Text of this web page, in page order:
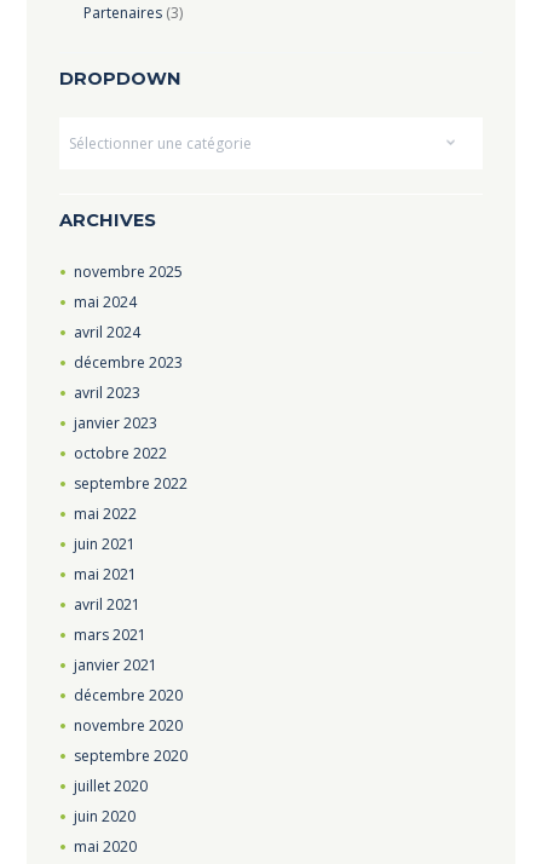
Partenaires (3)
DROPDOWN
ARCHIVES
novembre 2025
mai 2024
avril 2024
décembre 2023
avril 2023
janvier2023
octobre 2022
septembre 2022
mai 2022
juin 2021
mai 2021
avril 2021
mars2021
janvier2021
décembre 2020
novembre 2020
septembre 2020
juillet2020
juin 2020
mai 2020